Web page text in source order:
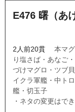
E476 曙（あ
2人前20貫
本マ
り塩さば・あなご
づけマグロ・ツブ
イクラ軍艦・中ト
艦・切玉子
・ネタの変更はでき